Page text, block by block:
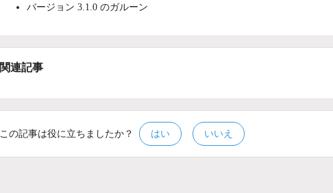
バージョン 3.1.0 のガルーン
関連記事
この記事は役に立ちましたか？ はい いいえ